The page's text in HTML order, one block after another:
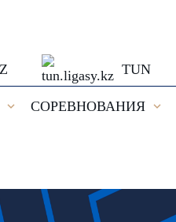
TUN
СОРЕВНОВАНИЯ